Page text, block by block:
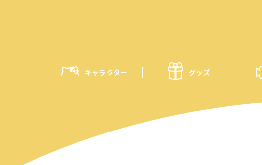
キャラクター グッズ